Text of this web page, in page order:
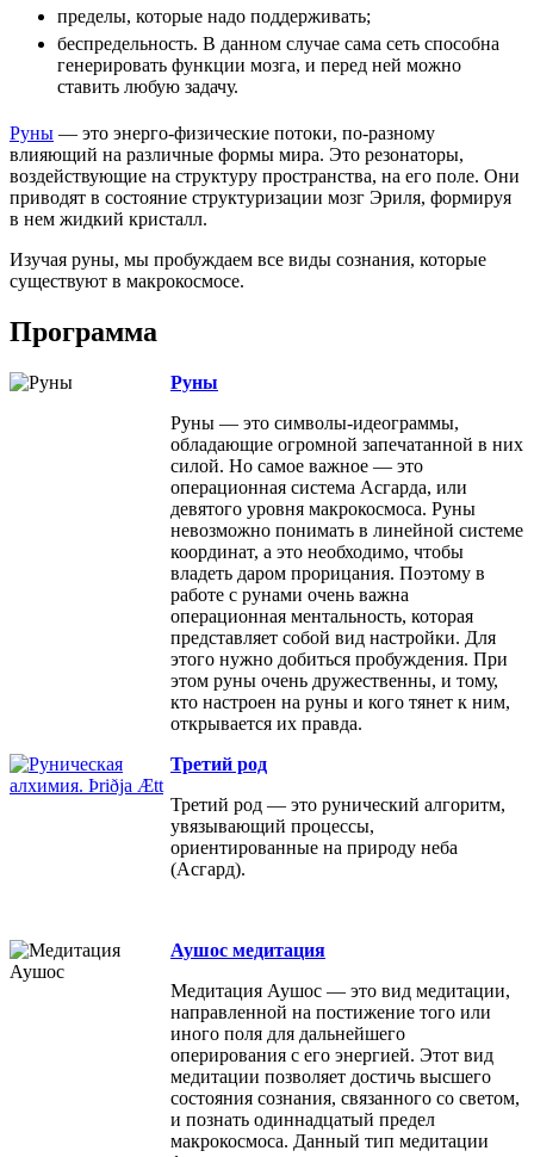
пределы, которые надо поддерживать;
беспредельность. В данном случае сама сеть способна
генерировать функции мозга, и перед ней можно
ставить любую задачу.
Руны — это энерго-физические потоки, по-разному
влияющий на различные формы мира. Это резонаторы,
воздействующие на структуру пространства, на его поле. Они
приводят в состояние структуризации мозг Эриля, формируя
в нем жидкий кристалл.
Изучая руны, мы пробуждаем все виды сознания, которые
существуют в макрокосмосе.
Программа
Руны
Руны — это символы-идеограммы,
обладающие огромной запечатанной в них
силой. Но самое важное — это
операционная система Асгарда, или
девятого уровня макрокосмоса. Руны
невозможно понимать в линейной системе
координат, а это необходимо, чтобы
владеть даром прорицания. Поэтому в
работе с рунами очень важна
операционная ментальность, которая
представляет собой вид настройки. Для
этого нужно добиться пробуждения. При
этом руны очень дружественны, и тому,
кто настроен на руны и кого тянет к ним,
открывается их правда.
Третий род
Третий род — это рунический алгоритм,
увязывающий процессы,
ориентированные на природу неба
(Асгард).
Аушос медитация
Медитация Аушос — это вид медитации,
направленной на постижение того или
иного поля для дальнейшего
оперирования с его энергией. Этот вид
медитации позволяет достичь высшего
состояния сознания, связанного со светом,
и познать одиннадцатый предел
макрокосмоса. Данный тип медитации